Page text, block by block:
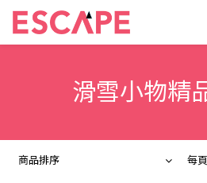
滑雪小物精
商品排序 每